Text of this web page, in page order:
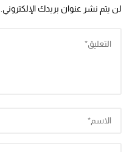
لن يتم نشر عنوان بريدك الإلكتروني.